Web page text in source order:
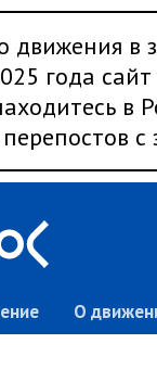
движения в
года
в
с
О